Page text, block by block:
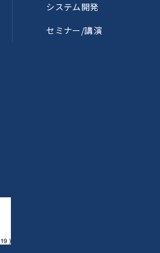
システム開発
セミナー/講演